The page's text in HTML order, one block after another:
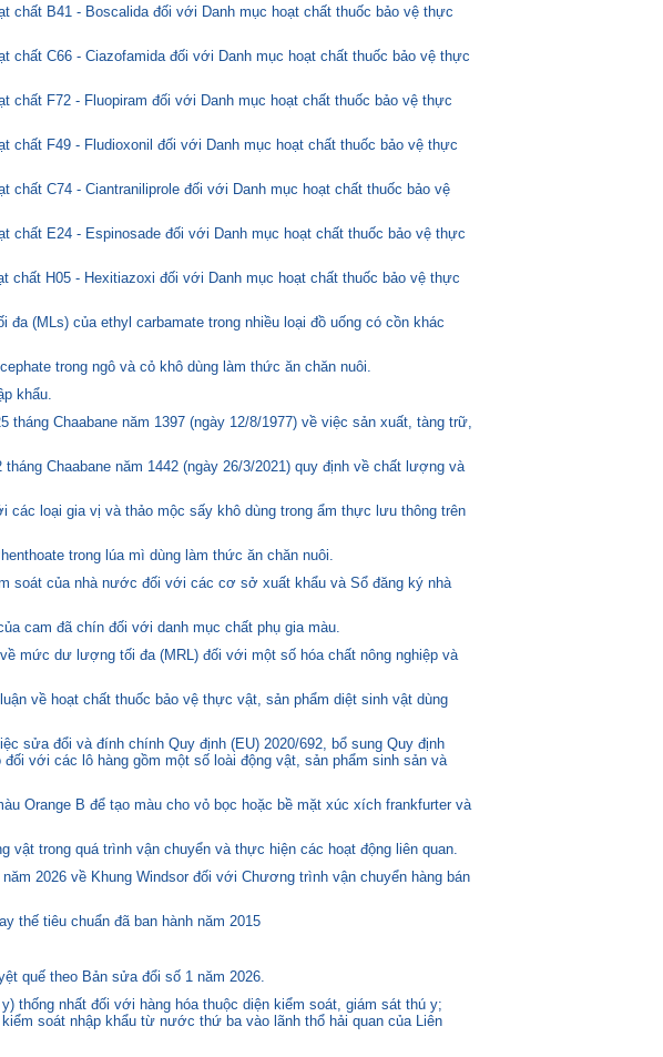
chất B41 - Boscalida đối với Danh mục hoạt chất thuốc bảo vệ thực
chất C66 - Ciazofamida đối với Danh mục hoạt chất thuốc bảo vệ thực
chất F72 - Fluopiram đối với Danh mục hoạt chất thuốc bảo vệ thực
chất F49 - Fludioxonil đối với Danh mục hoạt chất thuốc bảo vệ thực
C74 - Ciantraniliprole đối với Danh mục hoạt chất thuốc bảo vệ
chất E24 - Espinosade đối với Danh mục hoạt chất thuốc bảo vệ thực
chất H05 - Hexitiazoxi đối với Danh mục hoạt chất thuốc bảo vệ thực
(MLs) của ethyl carbamate trong nhiều loại đồ uống có cồn khác
trong ngô và cỏ khô dùng làm thức ăn chăn nuôi.
khẩu.
Chaabane năm 1397 (ngày 12/8/1977) về việc sản xuất, tàng trữ,
Chaabane năm 1442 (ngày 26/3/2021) quy định về chất lượng và
loại gia vị và thảo mộc sấy khô dùng trong ẩm thực lưu thông trên
trong lúa mì dùng làm thức ăn chăn nuôi.
soát của nhà nước đối với các cơ sở xuất khẩu và Sổ đăng ký nhà
cam đã chín đối với danh mục chất phụ gia màu.
mức dư lượng tối đa (MRL) đối với một số hóa chất nông nghiệp và
về hoạt chất thuốc bảo vệ thực vật, sản phẩm diệt sinh vật dùng
sửa đổi và đính chính Quy định (EU) 2020/692, bổ sung Quy định
với các lô hàng gồm một số loài động vật, sản phẩm sinh sản và
Orange B để tạo màu cho vỏ bọc hoặc bề mặt xúc xích frankfurter và
vật trong quá trình vận chuyển và thực hiện các hoạt động liên quan.
2026 về Khung Windsor đối với Chương trình vận chuyển hàng bán
thế tiêu chuẩn đã ban hành năm 2015
quế theo Bản sửa đổi số 1 năm 2026.
thống nhất đối với hàng hóa thuộc diện kiểm soát, giám sát thú y;
soát nhập khẩu từ nước thứ ba vào lãnh thổ hải quan của Liên